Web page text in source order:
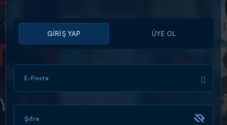
ARAMA SONUÇLARI
GİRİŞ YAP ÜYE OL
E-Posta
Şifre